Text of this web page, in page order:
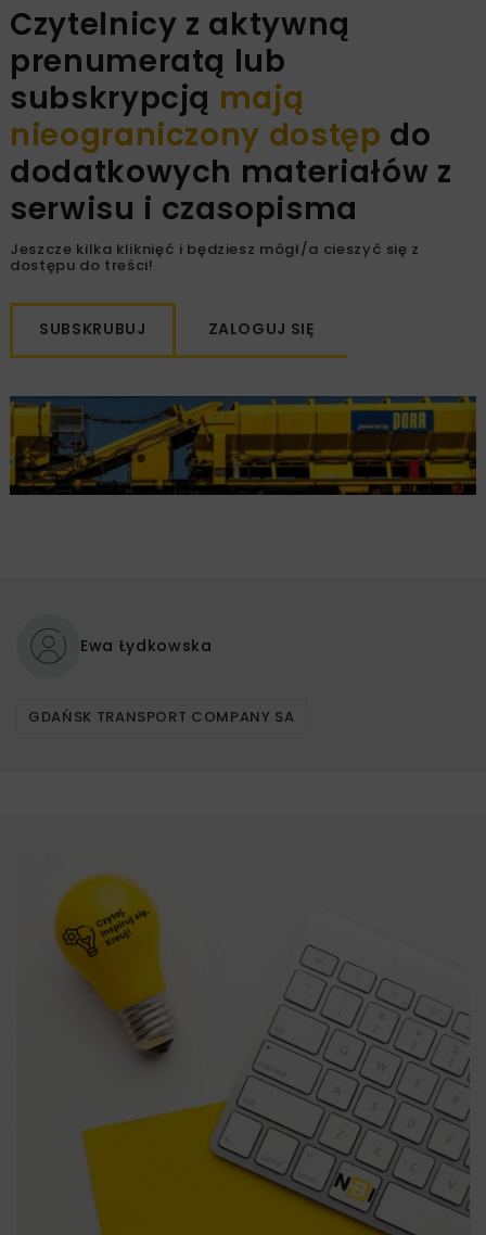
Czytelnicy z aktywną
prenumeratą lub
subskrypcją mają
nieograniczony dostęp do
dodatkowych materiałów z
serwisu i czasopisma
Jeszcze kilka kliknięć i będziesz mógł/a cieszyć się z
dostępu do treści!
SUBSKRUBUJ ZALOGUJ SIĘ
Ewa Łydkowska
GDAŃSK TRANSPORT COMPANY SA